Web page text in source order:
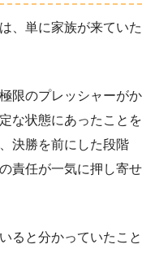
、単に家族が来ていた
限のプレッシャーがか
な状態にあったことを
決勝を前にした段階
責任が一気に押し寄せ
ると分かっていたこと